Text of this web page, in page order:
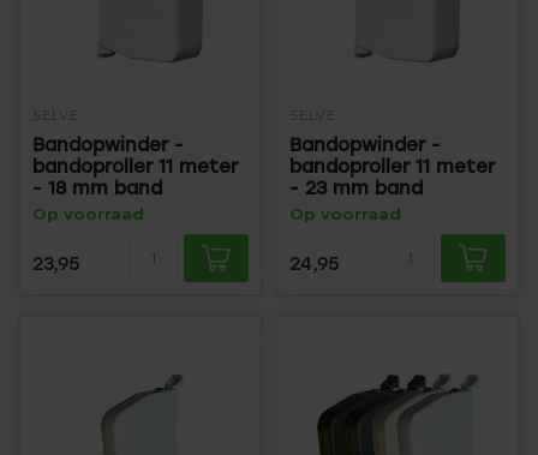
SELVE
Bandopwinder -
bandoproller 11 meter
- 18 mm band
Op voorraad
23,95
SELVE
Bandopwinder -
bandoproller 11 meter
- 23 mm band
Op voorraad
24,95